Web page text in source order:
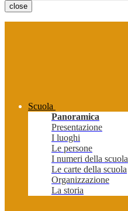
close
Scuola
Panoramica
Presentazione
I luoghi
Le persone
I numeri della scuola
Le carte della scuola
Organizzazione
La storia